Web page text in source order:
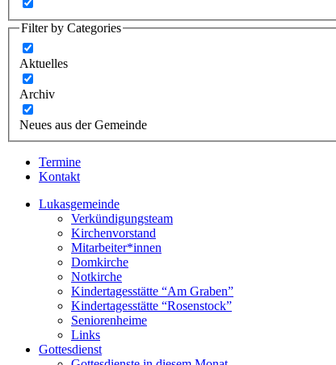
Filter by Categories
Aktuelles
Archiv
Neues aus der Gemeinde
Termine
Kontakt
Lukasgemeinde
Verkündigungsteam
Kirchenvorstand
Mitarbeiter*innen
Domkirche
Notkirche
Kindertagesstätte “Am Graben”
Kindertagesstätte “Rosenstock”
Seniorenheime
Links
Gottesdienst